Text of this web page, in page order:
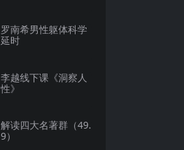
罗南希男性躯体科学
延时
李越线下课《洞察人
性》
解读四大名著群（49.
9）